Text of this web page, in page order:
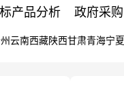
产品分析 政府采购
云南西藏陕西甘肃青海宁夏